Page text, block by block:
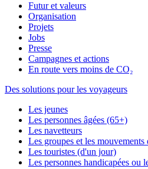
Futur et valeurs
Organisation
Projets
Jobs
Presse
Campagnes et actions
En route vers moins de CO₂
Des solutions pour les voyageurs
Les jeunes
Les personnes âgées (65+)
Les navetteurs
Les groupes et les mouvements
Les touristes (d'un jour)
Les personnes handicapées ou